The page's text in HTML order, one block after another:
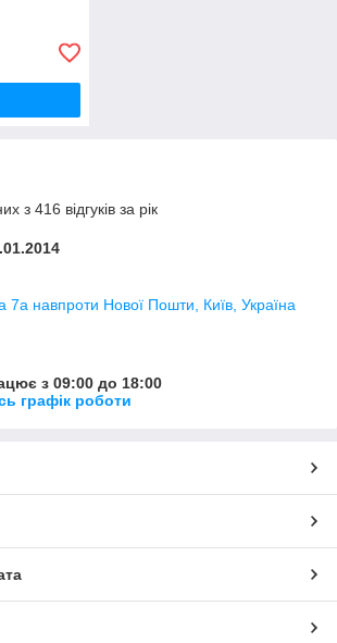
з 416 відгуків за рік
7а навпроти Нової Пошти, Київ, Україна
з 09:00 до 18:00
графік роботи